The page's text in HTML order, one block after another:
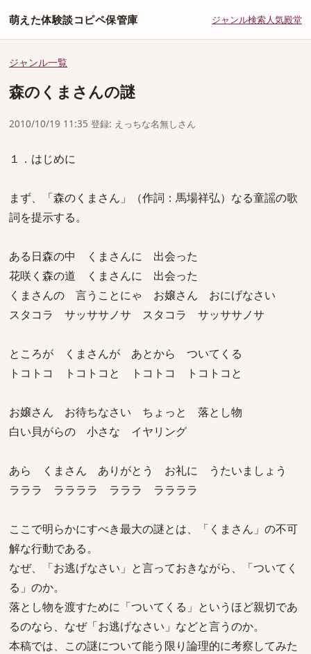
萌えた体験談コピペ保管庫 ジャンル検索人気殿堂
ジャンル一覧
森のくまさんの謎
2010/10/19 11:35 登録: えっちな名無しさん
１．はじめに
まず、「森のくまさん」（作詞：馬場祥弘）なる童謡の歌
詞を提示する。
ある日森の中 くまさんに 出会った
花咲く森の道 くまさんに 出会った
くまさんの 言うことにゃ お嬢さん おにげなさい
スタコラ サッササノサ スタコラ サッササノサ
ところが くまさんが あとから ついてくる
トコトコ トコトコと トコトコ トコトコと
お嬢さん お待ちなさい ちょっと 落とし物
白い貝がらの 小さな イヤリング
あら くまさん ありがとう お礼に うたいましょう
ラララ ララララ ラララ ララララ
ここで明らかにすべき最大の謎とは、「くまさん」の不可
解な行動である。
なぜ、「お逃げなさい」と言っておきながら、「ついてく
る」のか。
落とし物を渡すために「ついてくる」というほど親切であ
るのなら、なぜ「お逃げなさい」などと言うのか。
本稿では、この謎について能う限り論理的に考察してみた